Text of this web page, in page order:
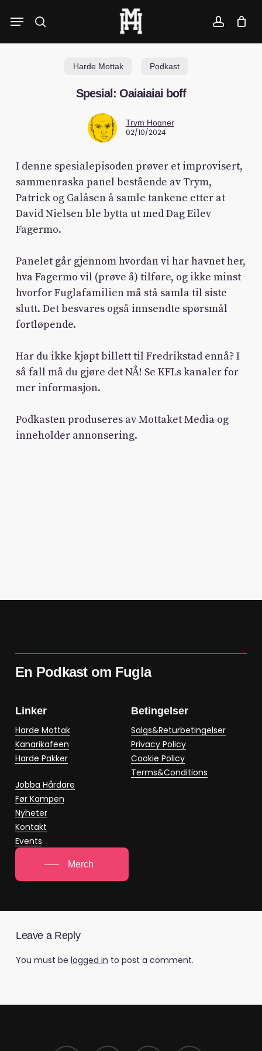
search account
Menu
Harde Mottak Podkast
Spesial: Oaiaiaiai boff
Trym Hogner
02/10/2024
I denne spesialepisoden prøver et improvisert,
sammenraska panel bestående av Trym,
Patrick og Galåsen å samle tankene etter at
David Nielsen ble bytta ut med Dag Eilev
Fagermo.
Panelet går gjennom hvordan vi har havnet her,
hva Fagermo vil (prøve å) tilføre, og ikke minst
hvorfor Fuglafamilien må stå samla til siste
slutt. Det besvares også innsendte spørsmål
fortløpende.
Har du ikke kjøpt billett til Fredrikstad ennå? I
så fall må du gjøre det NÅ! Se KFLs kanaler for
mer informasjon.
Podkasten produseres av Mottaket Media og
inneholder annonsering.
En Podkast om Fugla
Linker
Harde Mottak
Kanarikafeen
Harde Pakker
Jobba Hårdare
Før Kampen
Nyheter
Kontakt
Events
Betingelser
Salgs&Returbetingelser
Privacy Policy
Cookie Policy
Terms&Conditions
Merch
Leave a Reply
You must be logged in to post a comment.